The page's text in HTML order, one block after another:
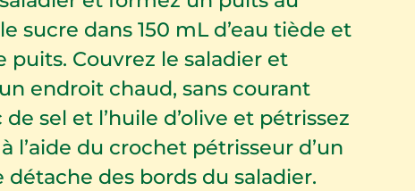
sucre dans 150 mL d’eau tiède et
puits. Couvrez le saladier et
endroit chaud, sans courant
sel et l’huile d’olive et pétrissez
l’aide du crochet pétrisseur d’un
détache des bords du saladier.